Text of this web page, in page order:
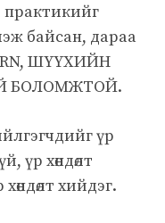
практикийг
байсан, дараа
ШҮҮХИЙН
БОЛОМЖТОЙ.
үр
үр хөндөлт
хийдэг.